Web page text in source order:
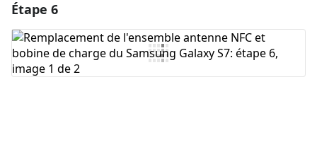
Ajouter un commentaire
Étape 6